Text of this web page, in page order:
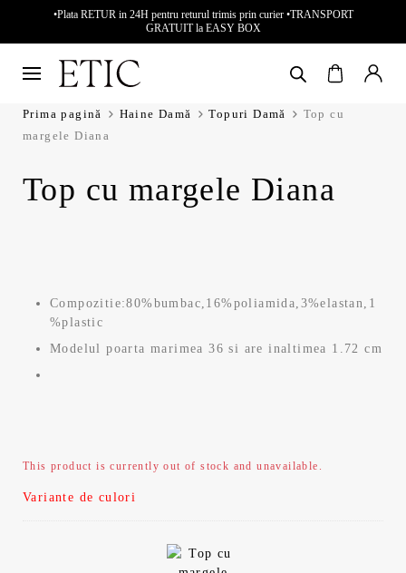
•Plata RETUR in 24H pentru returul trimis prin curier •TRANSPORT
GRATUIT la EASY BOX
Prima pagină Haine Damă Topuri Damă
Top cu
margele Diana
Top cu margele Diana
Compozitie:80%bumbac,16%poliamida,3%elastan,1
%plastic
Modelul poarta marimea 36 si are inaltimea 1.72 cm
This product is currently out of stock and unavailable.
Variante de culori